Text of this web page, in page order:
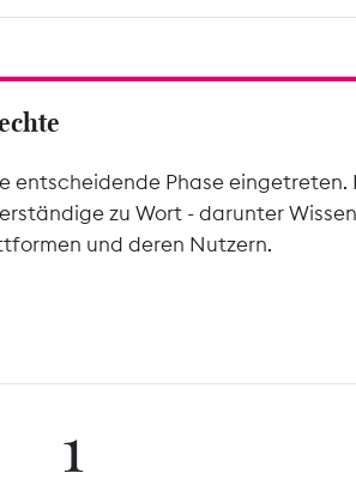
Phase eingetreten.
zu Wort - darunter
und deren Nutzern.
1